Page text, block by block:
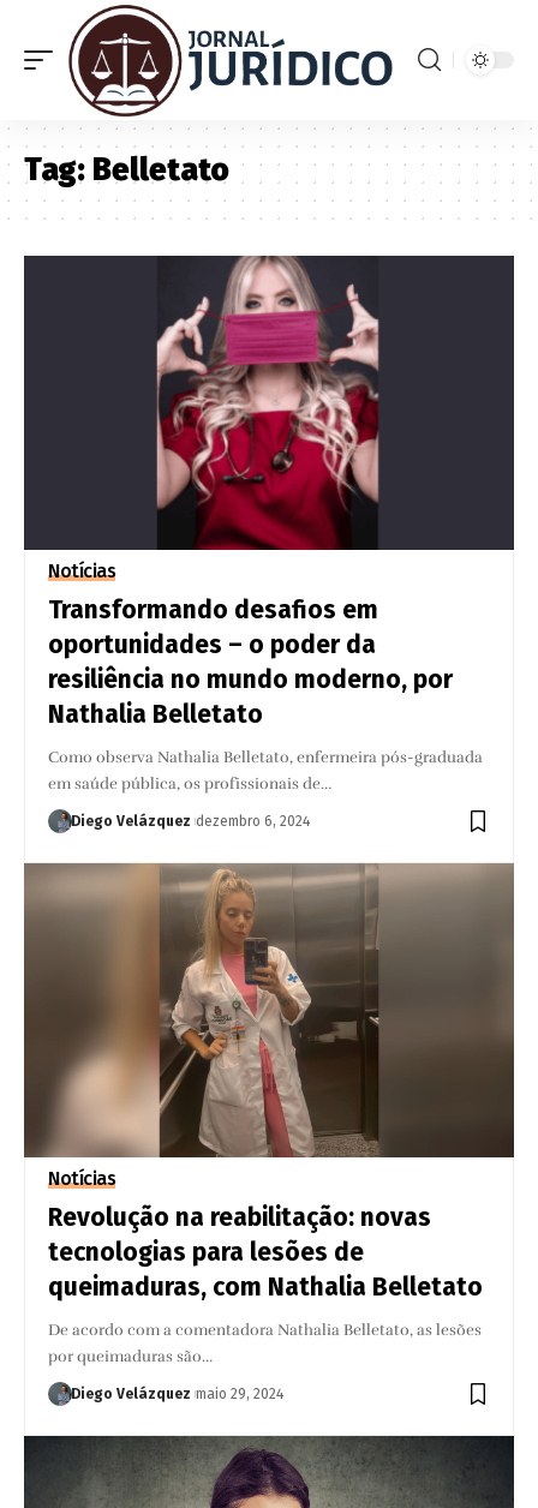
Tag: Belletato
Notícias
Transformando desafios em
oportunidades – o poder da
resiliência no mundo moderno, por
Nathalia Belletato
Como observa Nathalia Belletato, enfermeira pós-graduada
em saúde pública, os profissionais de…
Diego Velázquez dezembro 6, 2024
Notícias
Revolução na reabilitação: novas
tecnologias para lesões de
queimaduras, com Nathalia Belletato
De acordo com a comentadora Nathalia Belletato, as lesões
por queimaduras são…
Diego Velázquez maio 29, 2024